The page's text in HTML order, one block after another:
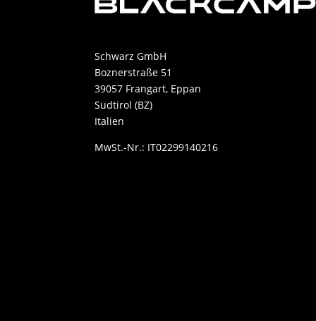
Schwarz GmbH
Boznerstraße 51
39057 Frangart, Eppan
Südtirol (BZ)
Italien
MwSt.-Nr.: IT02299140216